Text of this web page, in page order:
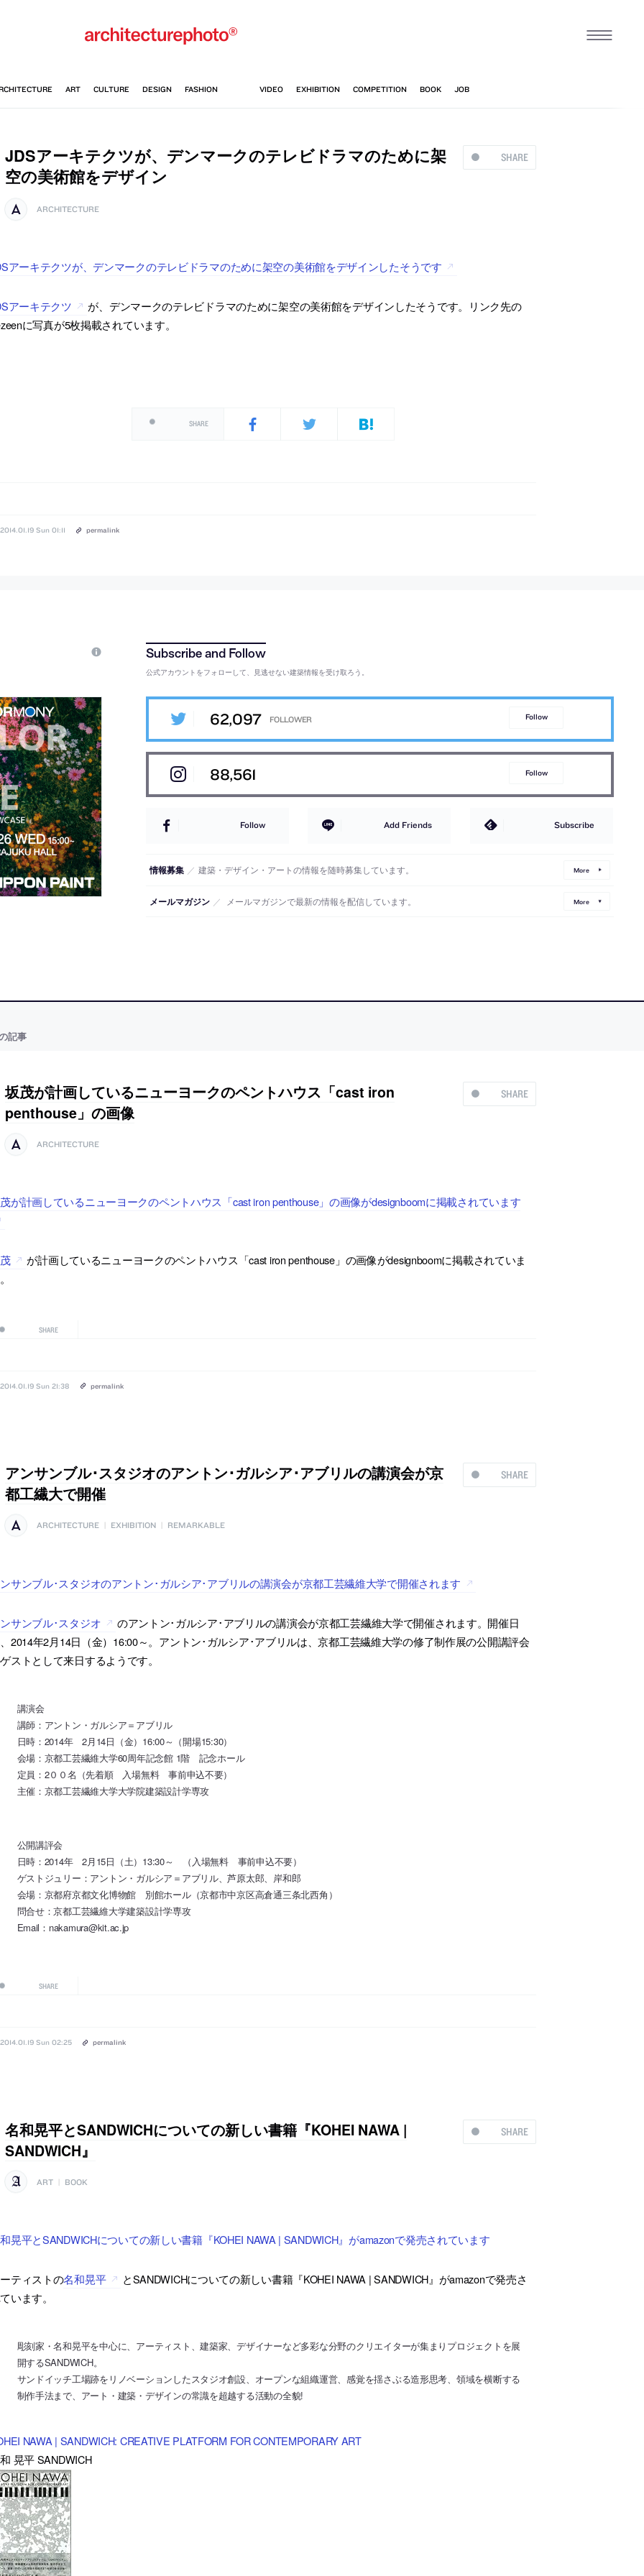
SHARE
JDSアーキテクツが、デンマークのテレビドラマのために架
空の美術館をデザイン
ARCHITECTURE
アーキテクツが、デンマークのテレビドラマのために架空の美術館をデザインしたそうです
アーキテクツ
が、デンマークのテレビドラマのために架空の美術館をデザインしたそうです。リンク先の
に写真が5枚掲載されています。
SHARE
2014.01.19 Sun 01:11 permalink
公式アカウントをフォローして、見逃せない建築情報を受け取ろう。
62,097 Follow
88,561 Follow
Follow Add Friends Subscribe
情報募集 ／ 建築・デザイン・アートの情報を随時募集しています。 More
メールマガジン ／ メールマガジンで最新の情報を配信しています。 More
記事
SHARE
坂茂が計画しているニューヨークのペントハウス「cast iron
penthouse」の画像
ARCHITECTURE
が計画しているニューヨークのペントハウス「cast iron penthouse」の画像がdesignboomに掲載されています
が計画しているニューヨークのペントハウス「cast iron penthouse」の画像がdesignboomに掲載されていま
SHARE
2014.01.19 Sun 21:38 permalink
SHARE
アンサンブル･スタジオのアントン･ガルシア･アブリルの講演会が京
都工繊大で開催
ARCHITECTURE EXHIBITION REMARKABLE
サンブル･スタジオのアントン･ガルシア･アブリルの講演会が京都工芸繊維大学で開催されます
サンブル･スタジオ
のアントン･ガルシア･アブリルの講演会が京都工芸繊維大学で開催されます。開催日
2014年2月14日（金）16:00～。アントン･ガルシア･アブリルは、京都工芸繊維大学の修了制作展の公開講評会
ストとして来日するようです。
講演会
講師：アントン・ガルシア＝アブリル
日時：2014年 2月14日（金）16:00～（開場15:30）
会場：京都工芸繊維大学60周年記念館 1階 記念ホール
定員：2００名（先着順 入場無料 事前申込不要）
主催：京都工芸繊維大学大学院建築設計学専攻
公開講評会
日時：2014年 2月15日（土）13:30～ （入場無料 事前申込不要）
ゲストジュリー：アントン・ガルシア＝アブリル、芦原太郎、岸和郎
会場：京都府京都文化博物館 別館ホール（京都市中京区高倉通三条北西角）
問合せ：京都工芸繊維大学建築設計学専攻
Email：nakamura@kit.ac.jp
SHARE
2014.01.19 Sun 02:25 permalink
SHARE
名和晃平とSANDWICHについての新しい書籍『KOHEI NAWA |
SANDWICH』
ART | BOOK
晃平とSANDWICHについての新しい書籍『KOHEI NAWA | SANDWICH』がamazonで発売されています
ティストの名和晃平
とSANDWICHについての新しい書籍『KOHEI NAWA | SANDWICH』がamazonで発売さ
います。
彫刻家・名和晃平を中心に、アーティスト、建築家、デザイナーなど多彩な分野のクリエイターが集まりプロジェクトを展
開するSANDWICH。
サンドイッチ工場跡をリノベーションしたスタジオ創設、オープンな組織運営、感覚を揺さぶる造形思考、領域を横断する
制作手法まで、アート・建築・デザインの常識を超越する活動の全貌!
NAWA | SANDWICH: CREATIVE PLATFORM FOR CONTEMPORARY ART
晃平 SANDWICH